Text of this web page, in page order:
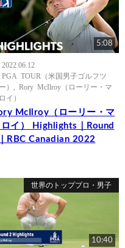
5:08
2022.06.12
PGA TOUR（米国男子ゴルフツ
）
Rory McIlroy（ローリー・マ
イ）
McIlroy（ローリー・マ
ロイ） Highlights｜Round
RBC Canadian 2022
世界のトッププロ・男子
10:40